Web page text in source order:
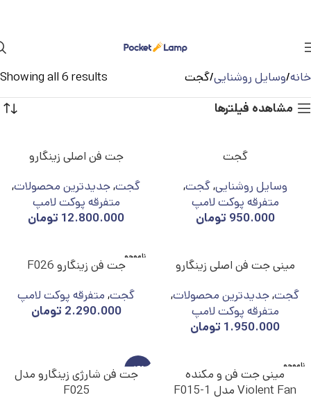
خانه وسایل روشنایی گجت
Showing all 6 results
مشاهده فیلترها
گجت
وسایل روشنایی,گجت,
متفرقه پوکت لامپ
950.000 تومان
جت فن اصلی زینگارو
گجت,جدیدترین محصولات,
متفرقه پوکت لامپ
12.800.000 تومان
مینی جت فن اصلی زینگارو
گجت,جدیدترین محصولات,
متفرقه پوکت لامپ
1.950.000 تومان
ناموجو
جت فن زینگارو F026
گجت, متفرقه پوکت لامپ
2.290.000 تومان
ناموجو
مینی جت فن و مکنده
Violent Fan مدل F015-1
-15%جت فن شارژی زینگارو مدل
F025